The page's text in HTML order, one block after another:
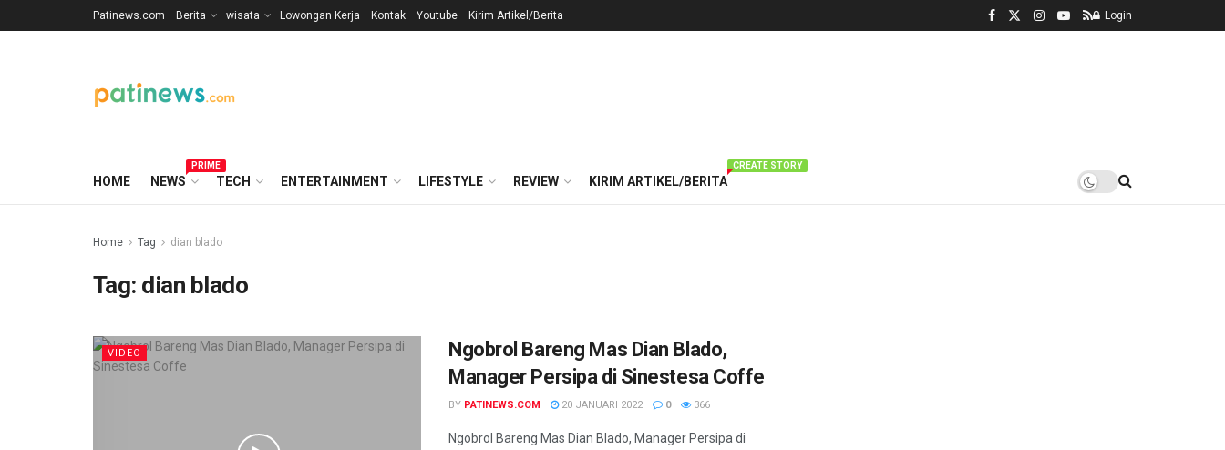
Patinews.com Berita wisata Lowongan Kerja Kontak Youtube Kirim Artikel/Berita Login
HOME NEWS
PRIME
TECH ENTERTAINMENT LIFESTYLE REVIEW KIRIM ARTIKEL/BERITA
CREATE STORY
Home Tag dian blado
Tag: dian blado
VIDEO
Ngobrol Bareng Mas Dian Blado,
Manager Persipa di Sinestesa Coffe
BY PATINEWS.COM 20 JANUARI 2022 0 366
Ngobrol Bareng Mas Dian Blado, Manager Persipa di